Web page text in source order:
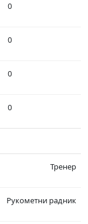
0
0
0
0
Тренер
Рукометни радник